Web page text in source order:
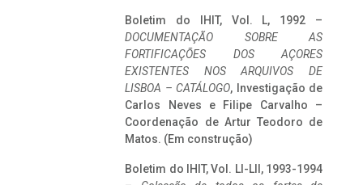
Boletim do IHIT, Vol. L, 1992 –
DOCUMENTAÇÃO SOBRE AS
FORTIFICAÇÕES DOS AÇORES
EXISTENTES NOS ARQUIVOS DE
LISBOA – CATÁLOGO, Investigação de
Carlos Neves e Filipe Carvalho –
Coordenação de Artur Teodoro de
Matos. (Em construção)
Boletim do IHIT, Vol. LI-LII, 1993-1994